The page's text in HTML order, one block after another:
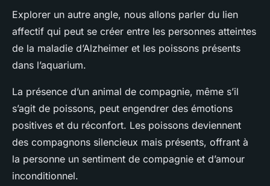
Explorer un autre angle, nous allons parler du lien
affectif qui peut se créer entre les personnes atteintes
de la maladie d’Alzheimer et les poissons présents
dans l’aquarium.
La présence d’un animal de compagnie, même s’il
s’agit de poissons, peut engendrer des émotions
positives et du réconfort. Les poissons deviennent
des compagnons silencieux mais présents, offrant à
la personne un sentiment de compagnie et d’amour
inconditionnel.